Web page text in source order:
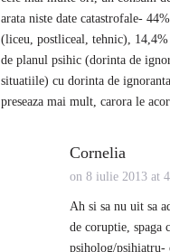
arata niste date catastrofale-
(liceu, postliceal, tehnic),
de planul psihic (dorinta de
situatiile) cu dorinta de
preseaza mai mult, carora le
Cornelia
on 8 iulie 2013 at
Ah si sa nu uit sa
de coruptie, spaga
psiholog/psihiatru-